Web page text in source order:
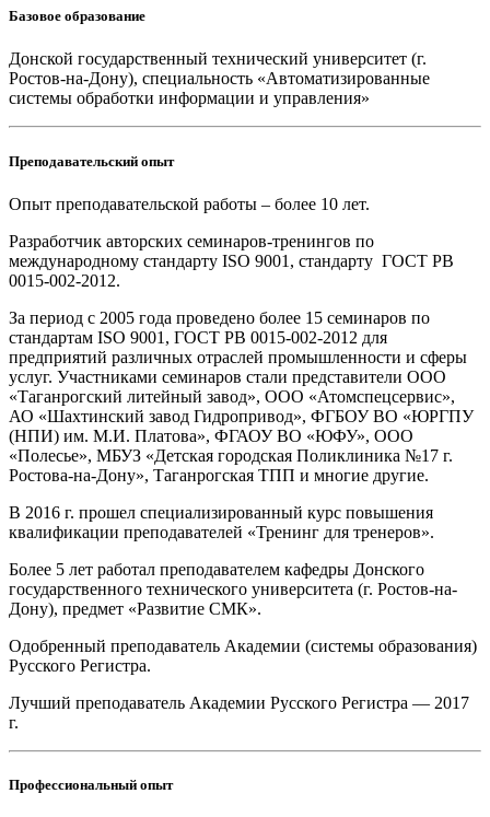
Базовое образование
Донской государственный технический университет (г.
Ростов-на-Дону), специальность «Автоматизированные
системы обработки информации и управления»
Преподавательский опыт
Опыт преподавательской работы – более 10 лет.
Разработчик авторских семинаров-тренингов по
международному стандарту ISO 9001, стандарту ГОСТ РВ
0015-002-2012.
За период с 2005 года проведено более 15 семинаров по
стандартам ISO 9001, ГОСТ РВ 0015-002-2012 для
предприятий различных отраслей промышленности и сферы
услуг. Участниками семинаров стали представители ООО
«Таганрогский литейный завод», ООО «Атомспецсервис»,
АО «Шахтинский завод Гидропривод», ФГБОУ ВО «ЮРГПУ
(НПИ) им. М.И. Платова», ФГАОУ ВО «ЮФУ», ООО
«Полесье», МБУЗ «Детская городская Поликлиника №17 г.
Ростова-на-Дону», Таганрогская ТПП и многие другие.
В 2016 г. прошел специализированный курс повышения
квалификации преподавателей «Тренинг для тренеров».
Более 5 лет работал преподавателем кафедры Донского
государственного технического университета (г. Ростов-на-
Дону), предмет «Развитие СМК».
Одобренный преподаватель Академии (системы образования)
Русского Регистра.
Лучший преподаватель Академии Русского Регистра — 2017
г.
Профессиональный опыт